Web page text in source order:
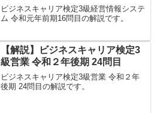
ビジネスキャリア検定3級経営情報システ
ム 令和元年前期16問目の解説です。
【解説】ビジネスキャリア検定3
級営業 令和２年後期 24問目
ビジネスキャリア検定3級営業 令和２年
後期 24問目の解説です。